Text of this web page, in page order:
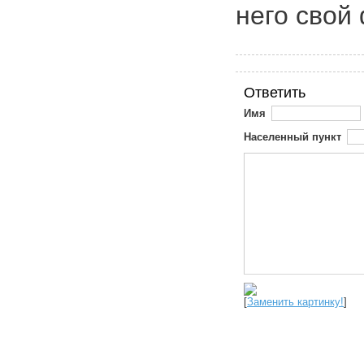
него
Ответить
Имя
Населенный пункт
[Заменить картинку!]